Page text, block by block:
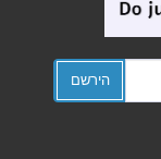
הירשם